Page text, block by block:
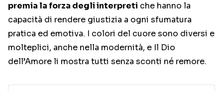
premia la forza degli interpreti che hanno la
capacità di rendere giustizia a ogni sfumatura
pratica ed emotiva. I colori del cuore sono diversi e
molteplici, anche nella modernità, e Il Dio
dell’Amore li mostra tutti senza sconti né remore.